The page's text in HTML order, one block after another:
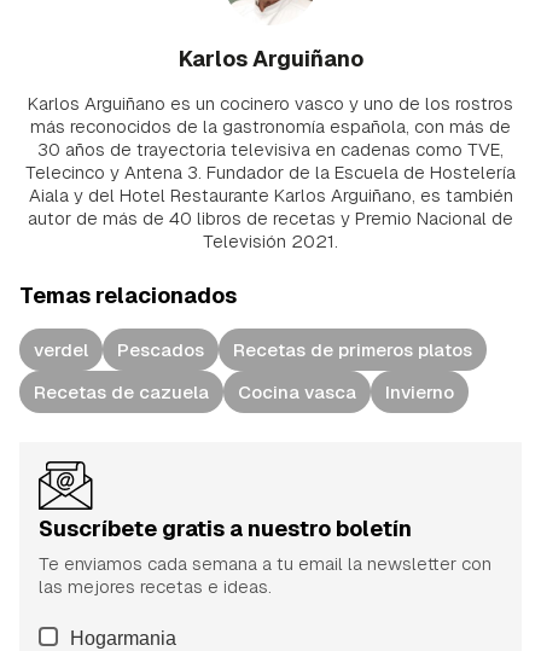
Karlos Arguiñano
Karlos Arguiñano es un cocinero vasco y uno de los rostros
más reconocidos de la gastronomía española, con más de
30 años de trayectoria televisiva en cadenas como TVE,
Telecinco y Antena 3. Fundador de la Escuela de Hostelería
Aiala y del Hotel Restaurante Karlos Arguiñano, es también
autor de más de 40 libros de recetas y Premio Nacional de
Televisión 2021.
Temas relacionados
verdel Pescados
Recetas de primeros platos
Recetas de cazuela
Cocina vasca Invierno
Suscríbete gratis a nuestro boletín
Te enviamos cada semana a tu email la newsletter con
las mejores recetas e ideas.
Hogarmania